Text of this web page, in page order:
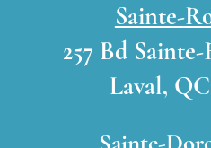
Sainte-
257 Bd
Laval,